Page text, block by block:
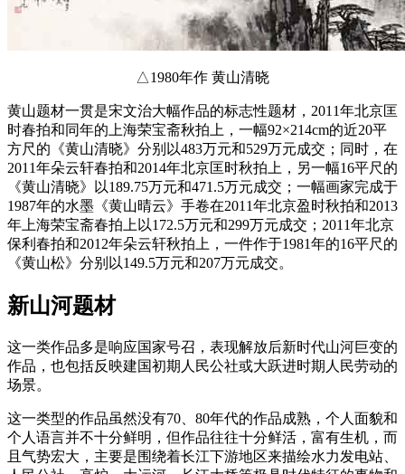
△1980年作 黄山清晓
黄山题材一贯是宋文治大幅作品的标志性题材，2011年北京匡
时春拍和同年的上海荣宝斋秋拍上，一幅92×214cm的近20平
方尺的《黄山清晓》分别以483万元和529万元成交；同时，在
2011年朵云轩春拍和2014年北京匡时秋拍上，另一幅16平尺的
《黄山清晓》以189.75万元和471.5万元成交；一幅画家完成于
1987年的水墨《黄山晴云》手卷在2011年北京盈时秋拍和2013
年上海荣宝斋春拍上以172.5万元和299万元成交；2011年北京
保利春拍和2012年朵云轩秋拍上，一件作于1981年的16平尺的
《黄山松》分别以149.5万元和207万元成交。
新山河题材
这一类作品多是响应国家号召，表现解放后新时代山河巨变的
作品，也包括反映建国初期人民公社或大跃进时期人民劳动的
场景。
这一类型的作品虽然没有70、80年代的作品成熟，个人面貌和
个人语言并不十分鲜明，但作品往往十分鲜活，富有生机，而
且气势宏大，主要是围绕着长江下游地区来描绘水力发电站、